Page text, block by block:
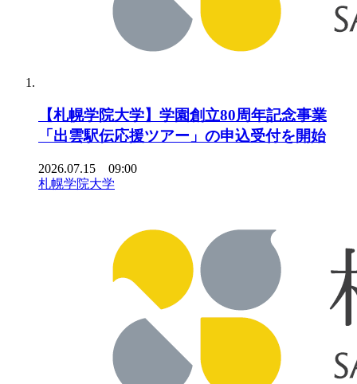
【札幌学院大学】学園創立80周年記念事業
「出雲駅伝応援ツアー」の申込受付を開始
2026.07.15 09:00
札幌学院大学